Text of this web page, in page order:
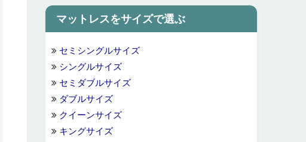
マットレスをサイズで選ぶ
セミシングルサイズ
シングルサイズ
セミダブルサイズ
ダブルサイズ
クイーンサイズ
キングサイズ